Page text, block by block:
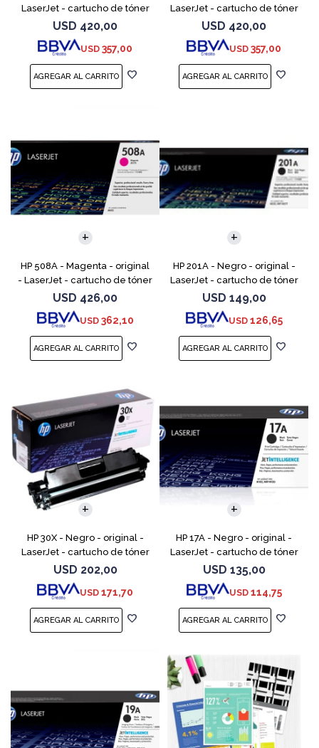
LaserJet - cartucho de tóner
(CF361A) - para Color
LaserJet Enterprise MFP M577;
LaserJet Enterprise
USD 420,00
USD 357,00
LaserJet - cartucho de tóner
(CF362A) - para Color
LaserJet Enterprise MFP M577;
LaserJet Enterp
USD 420,00
USD 357,00
HP 508A - Magenta - original
- LaserJet - cartucho de tóner
(CF363A) - para Color
LaserJet Enterprise MFP M577;
LaserJet Enterpr
USD 426,00
USD 362,10
HP 201A - Negro - original -
LaserJet - cartucho de tóner
(CF400A) - para Color
LaserJet Pro M252dn,
M252dw, M252n, MFP M277c6,
USD 149,00
USD 126,65
HP 30X - Negro - original -
LaserJet - cartucho de tóner
(CF230X) - para LaserJet Pro
M203d, M203dn, M203dw, MFP
M227fdn, MFP M2
USD 202,00
USD 171,70
HP 17A - Negro - original -
LaserJet - cartucho de tóner
(CF217A) - para LaserJet Pro
M102a, M102w, MFP M130a,
MFP M130fn, MFP M
USD 135,00
USD 114,75